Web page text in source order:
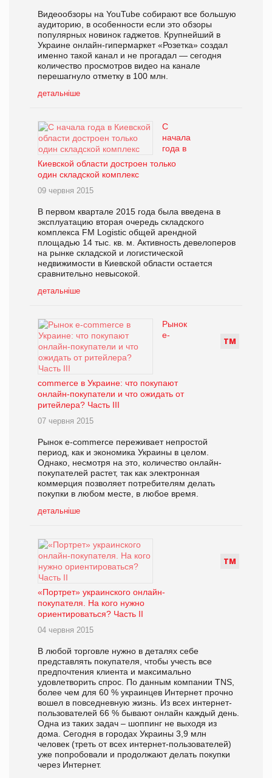
Видеообзоры на YouTube собирают все большую
аудиторию, в особенности если это обзоры
популярных новинок гаджетов. Крупнейший в
Украине онлайн-гипермаркет «Розетка» создал
именно такой канал и не прогадал — сегодня
количество просмотров видео на канале
перешагнуло отметку в 100 млн.
детальніше
С
начала
года в
Киевской области достроен только
один складской комплекс
09 червня 2015
В первом квартале 2015 года была введена в
эксплуатацию вторая очередь складского
комплекса FM Logistic общей арендной
площадью 14 тыс. кв. м. Активность девелоперов
на рынке складской и логистической
недвижимости в Киевской области остается
сравнительно невысокой.
детальніше
ТМ
Рынок
e-
commerce в Украине: что покупают
онлайн-покупатели и что ожидать от
ритейлера? Часть ІІІ
07 червня 2015
Рынок e-commerce переживает непростой
период, как и экономика Украины в целом.
Однако, несмотря на это, количество онлайн-
покупателей растет, так как электронная
коммерция позволяет потребителям делать
покупки в любом месте, в любое время.
детальніше
ТМ
«Портрет» украинского онлайн-
покупателя. На кого нужно
ориентироваться? Часть ІІ
04 червня 2015
В любой торговле нужно в деталях себе
представлять покупателя, чтобы учесть все
предпочтения клиента и максимально
удовлетворить спрос. По данным компании TNS,
более чем для 60 % украинцев Интернет прочно
вошел в повседневную жизнь. Из всех интернет-
пользователей 66 % бывают онлайн каждый день.
Одна из таких задач – шоппинг не выходя из
дома. Сегодня в городах Украины 3,9 млн
человек (треть от всех интернет-пользователей)
уже попробовали и продолжают делать покупки
через Интернет.